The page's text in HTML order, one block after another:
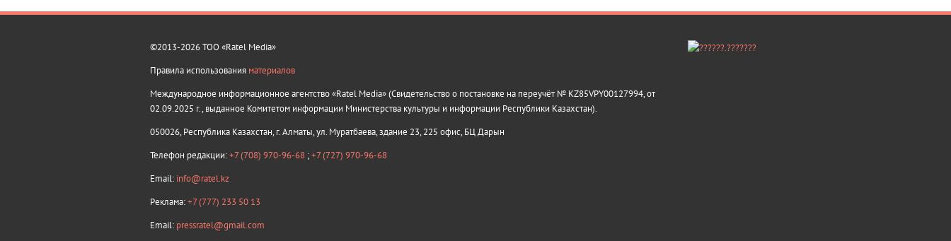
©2013-2026 ТОО «Ratel Media»
Правила использования материалов
Международное информационное агентство «Ratel Media» (Свидетельство о постановке на переучёт № KZ85VPY00127994, от
02.09.2025 г., выданное Комитетом информации Министерства культуры и информации Республики Казахстан).
050026, Республика Казахстан, г. Алматы, ул. Муратбаева, здание 23, 225 офис, БЦ Дарын
Телефон редакции:+7 (708) 970-96-68 ;+7 (727) 970-96-68
Email: info@ratel.kz
Реклама:+7 (777) 233 50 13
Email: pressratel@gmail.com